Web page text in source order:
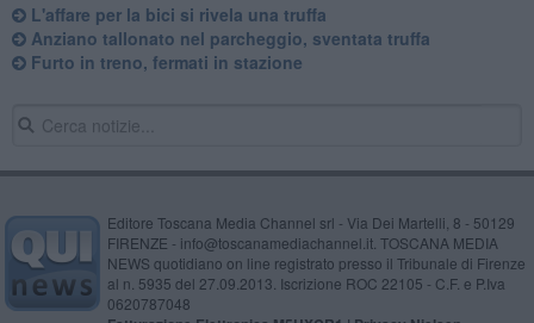
L'affare per la bici si rivela una truffa
Anziano tallonato nel parcheggio, sventata truffa
Furto in treno, fermati in stazione
Editore Toscana Media Channel srl - Via Dei Martelli, 8 - 50129
FIRENZE - info@toscanamediachannel.it. TOSCANA MEDIA
NEWS quotidiano on line registrato presso il Tribunale di Firenze
al n. 5935 del 27.09.2013. Iscrizione ROC 22105 - C.F. e P.Iva
0620787048